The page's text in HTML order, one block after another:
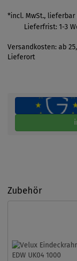
*incl. MwSt., lieferbar
Lieferfrist: 1-3
Versandkosten: ab
Lieferort
Zubehör